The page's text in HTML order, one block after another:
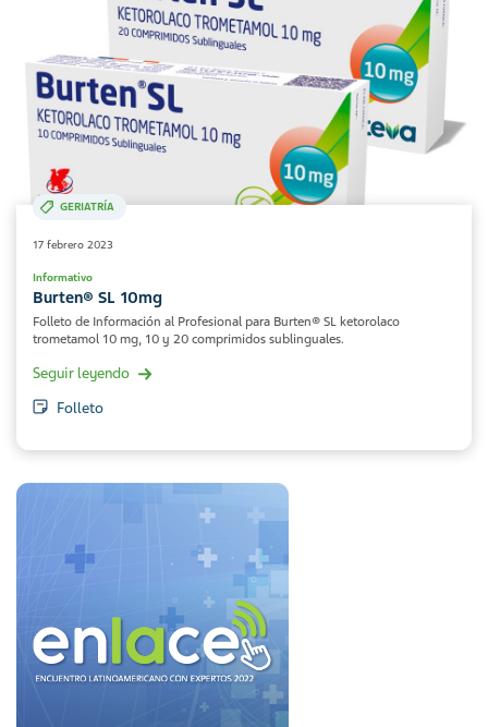
GERIATRÍA
17 febrero 2023
Informativo
Burten® SL 10mg
Folleto de Información al Profesional para Burten® SL ketorolaco
trometamol 10 mg, 10 y 20 comprimidos sublinguales.
Seguir leyendo
Folleto